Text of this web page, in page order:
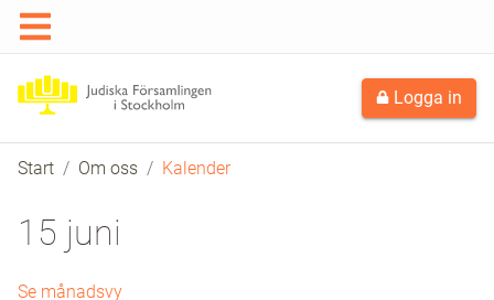
Logga in
Start Om oss Kalender
15 juni
Se månadsvy